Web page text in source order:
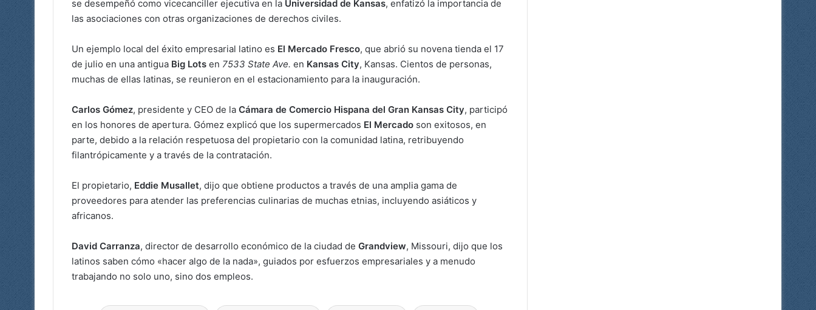
se desempeñó como vicecanciller ejecutiva en la Universidad de Kansas, enfatizó la importancia de
las asociaciones con otras organizaciones de derechos civiles.
Un ejemplo local del éxito empresarial latino es El Mercado Fresco, que abrió su novena tienda el 17
de julio en una antigua Big Lots en 7533 State Ave. en Kansas City, Kansas. Cientos de personas,
muchas de ellas latinas, se reunieron en el estacionamiento para la inauguración.
Carlos Gómez, presidente y CEO de la Cámara de Comercio Hispana del Gran Kansas City, participó
en los honores de apertura. Gómez explicó que los supermercados El Mercado son exitosos, en
parte, debido a la relación respetuosa del propietario con la comunidad latina, retribuyendo
filantrópicamente y a través de la contratación.
El propietario, Eddie Musallet, dijo que obtiene productos a través de una amplia gama de
proveedores para atender las preferencias culinarias de muchas etnias, incluyendo asiáticos y
africanos.
David Carranza, director de desarrollo económico de la ciudad de Grandview, Missouri, dijo que los
latinos saben cómo «hacer algo de la nada», guiados por esfuerzos empresariales y a menudo
trabajando no solo uno, sino dos empleos.